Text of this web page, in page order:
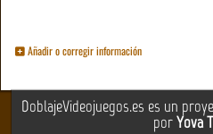
Añadir o corregir información
DoblajeVideojuegos.es es un
porYova